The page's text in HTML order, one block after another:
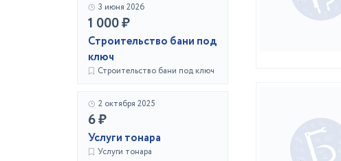
3 июня 2026
1 000 ₽
Строительство бани под
ключ
Строительство бани под ключ
2 октября 2025
6 ₽
Услуги тонара
Услуги тонара